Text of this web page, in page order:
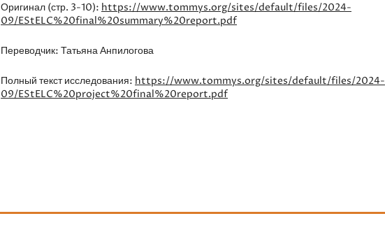
Оригинал (стр. 3-10): https://www.tommys.org/sites/default/files/2024-
09/EStELC%20final%20summary%20report.pdf
Переводчик: Татьяна Анпилогова
Полный текст исследования: https://www.tommys.org/sites/default/files/2024-
09/EStELC%20project%20final%20report.pdf